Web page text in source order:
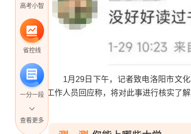
高考小智
省控线
一分一段
查看更多
1月29日下午，记者致电洛阳市文化
工作人员回应称，将对此事进行核实了解